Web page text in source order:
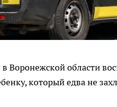
Воронежской области
который едва не